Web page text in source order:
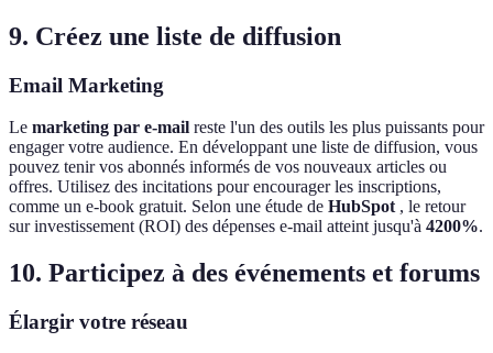
9. Créez une liste de diffusion
Email Marketing
Le marketing par e-mail reste l'un des outils les plus puissants pour
engager votre audience. En développant une liste de diffusion, vous
pouvez tenir vos abonnés informés de vos nouveaux articles ou
offres. Utilisez des incitations pour encourager les inscriptions,
comme un e-book gratuit. Selon une étude de HubSpot , le retour
sur investissement (ROI) des dépenses e-mail atteint jusqu'à 4200%.
10. Participez à des événements et forums
Élargir votre réseau